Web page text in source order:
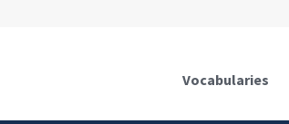
Vocabularies